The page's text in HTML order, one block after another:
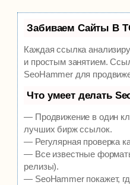
Забиваем Сайты В
Каждая ссылка
и простым занятием.
SeoHammer для
Что умеет делать
— Продвижение в один
лучших бирж ссылок.
— Регулярная проверка
— Все известные
релизы).
— SeoHammer покажет,